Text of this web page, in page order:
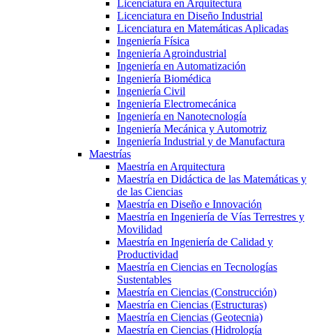
Licenciatura en Arquitectura
Licenciatura en Diseño Industrial
Licenciatura en Matemáticas Aplicadas
Ingeniería Física
Ingeniería Agroindustrial
Ingeniería en Automatización
Ingeniería Biomédica
Ingeniería Civil
Ingeniería Electromecánica
Ingeniería en Nanotecnología
Ingeniería Mecánica y Automotriz
Ingeniería Industrial y de Manufactura
Maestrías
Maestría en Arquitectura
Maestría en Didáctica de las Matemáticas y
de las Ciencias
Maestría en Diseño e Innovación
Maestría en Ingeniería de Vías Terrestres y
Movilidad
Maestría en Ingeniería de Calidad y
Productividad
Maestría en Ciencias en Tecnologías
Sustentables
Maestría en Ciencias (Construcción)
Maestría en Ciencias (Estructuras)
Maestría en Ciencias (Geotecnia)
Maestría en Ciencias (Hidrología